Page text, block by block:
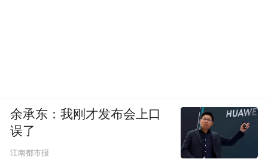
余承东：我刚才发布会上口
误了
江南都市报